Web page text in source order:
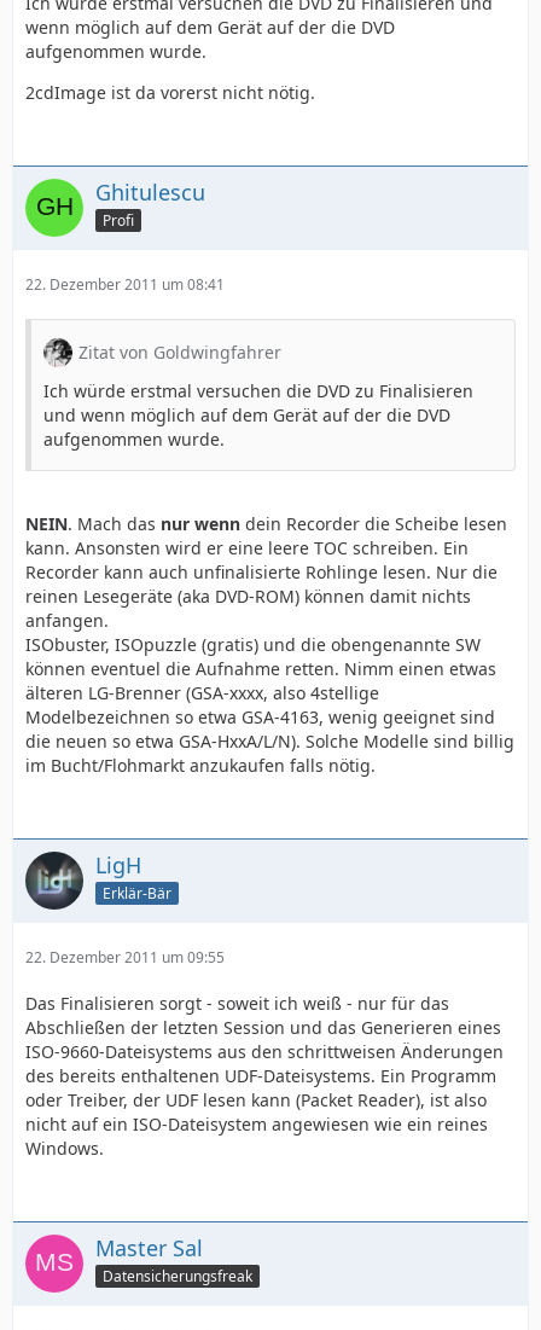
wenn möglich auf dem Gerät auf der die DVD
aufgenommen wurde.
2cdImage ist da vorerst nicht nötig.
Ghitulescu
Profi
22. Dezember 2011 um 08:41
Zitat von Goldwingfahrer
Ich würde erstmal versuchen die DVD zu Finalisieren
und wenn möglich auf dem Gerät auf der die DVD
aufgenommen wurde.
NEIN. Mach das nur wenn dein Recorder die Scheibe lesen
kann. Ansonsten wird er eine leere TOC schreiben. Ein
Recorder kann auch unfinalisierte Rohlinge lesen. Nur die
reinen Lesegeräte (aka DVD-ROM) können damit nichts
anfangen.
ISObuster, ISOpuzzle (gratis) und die obengenannte SW
können eventuel die Aufnahme retten. Nimm einen etwas
älteren LG-Brenner (GSA-xxxx, also 4stellige
Modelbezeichnen so etwa GSA-4163, wenig geeignet sind
die neuen so etwa GSA-HxxA/L/N). Solche Modelle sind billig
im Bucht/Flohmarkt anzukaufen falls nötig.
LigH
Erklär-Bär
22. Dezember 2011 um 09:55
Das Finalisieren sorgt - soweit ich weiß - nur für das
Abschließen der letzten Session und das Generieren eines
ISO-9660-Dateisystems aus den schrittweisen Änderungen
des bereits enthaltenen UDF-Dateisystems. Ein Programm
oder Treiber, der UDF lesen kann (Packet Reader), ist also
nicht auf ein ISO-Dateisystem angewiesen wie ein reines
Windows.
Master Sal
Datensicherungsfreak